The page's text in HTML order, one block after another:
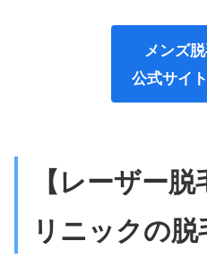
メンズ
公式サイ
【レーザー
リニックの脱